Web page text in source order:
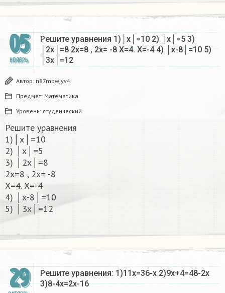
05
НОЯБРЬ
Решите уравнения 1)│х│=10 2) │х│=5 3)
│2х│=8 2х=8 , 2х= -8 Х=4. Х=-4 4) │х-8│=10 5)
│3х│=12 ​
Автор: n87mpwjyv4
Предмет: Математика
Уровень: студенческий
Решите уравнения
1)│х│=10
2) │х│=5
3) │2х│=8
2х=8 , 2х= -8
Х=4. Х=-4
4) │х-8│=10
5) │3х│=12 ​
29
Решите уравнения: 1)11х=36-х 2)9х+4=48-2х
3)8-4х=2х-16